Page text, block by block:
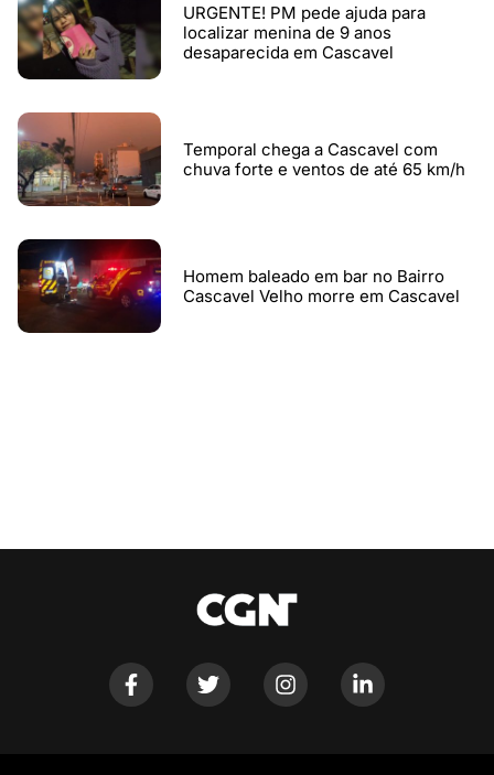
URGENTE! PM pede ajuda para
localizar menina de 9 anos
desaparecida em Cascavel
Temporal chega a Cascavel com
chuva forte e ventos de até 65 km/h
Homem baleado em bar no Bairro
Cascavel Velho morre em Cascavel